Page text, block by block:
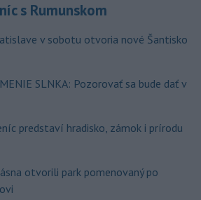
s Rumunskom
v sobotu otvoria nové Šantisko
SLNKA: Pozorovať sa bude dať v
predstaví hradisko, zámok i prírodu
otvorili park pomenovaný po